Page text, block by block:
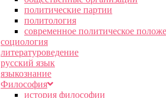
политические партии
политология
современное политическое
социология
литературоведение
русский язык
языкознание
Философия
история философии